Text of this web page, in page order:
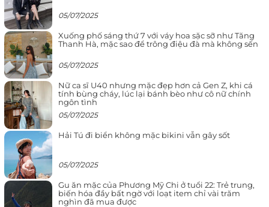
05/07/2025
Xuống phố sáng thứ 7 với váy hoa sặc sỡ như Tăng
Thanh Hà, mặc sao để trông điệu đà mà không sến
05/07/2025
Nữ ca sĩ U40 nhưng mặc đẹp hơn cả Gen Z, khi cá
tính bùng cháy, lúc lại bánh bèo như cô nữ chính
ngôn tình
05/07/2025
Hải Tú đi biển không mặc bikini vẫn gây sốt
05/07/2025
Gu ăn mặc của Phương Mỹ Chi ở tuổi 22: Trẻ trung,
biến hóa đầy bất ngờ với loạt item chỉ vài trăm
nghìn đã mua được